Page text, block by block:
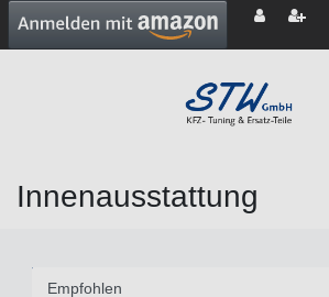
Innenausstattung